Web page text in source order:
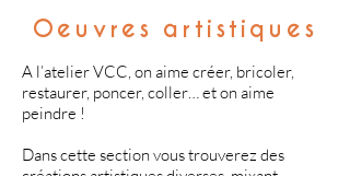
Oeuvres artistiques
A l’atelier VCC, on aime créer, bricoler,
restaurer, poncer, coller… et on aime
peindre !
Dans cette section vous trouverez des